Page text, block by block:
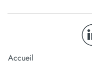
Accueil